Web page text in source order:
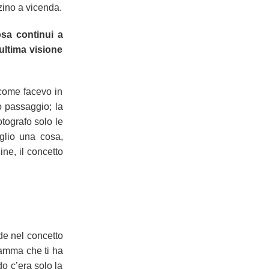
a vicenda.
continui a
visione
facevo in
passaggio; la
solo le
una cosa,
il concetto
nel concetto
che ti ha
c’era solo la